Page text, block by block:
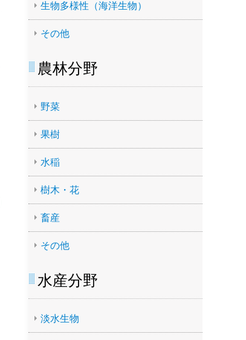
生物多様性（海洋生物）
その他
農林分野
野菜
果樹
水稲
樹木・花
畜産
その他
水産分野
淡水生物